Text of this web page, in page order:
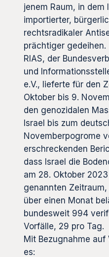
jenem Raum, in dem
importierter,
rechtsradikaler
prächtiger gedeihen.
RIAS, der
und
e.V., lieferte für den
Oktober bis 9.
den genozidalen
Israel bis zum
Novemberpogrome
erschreckenden
dass Israel die
am 28. Oktober
genannten
über einen Monat
bundesweit 994
Vorfälle, 29 pro Tag.
Mit Bezugnahme
es: